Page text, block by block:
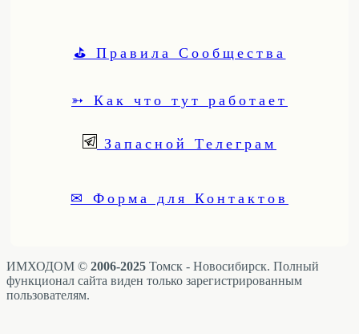
⛳ Правила Сообщества
➳ Как что тут работает
Запасной Телеграм
✉ Форма для Контактов
ИМХОДОМ © 2006-2025 Томск - Новосибирск. Полный
функционал сайта виден только зарегистрированным
пользователям.